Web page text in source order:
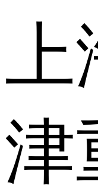
上
津